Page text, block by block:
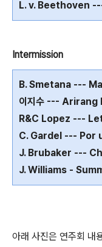
L. v. Beethoven
Intermission
B. Smetana ---
이지수 --- Arirang
R&C Lopez ---
C. Gardel --- Por
J. Brubaker ---
J. Williams -
아래 사진은 연주회 내